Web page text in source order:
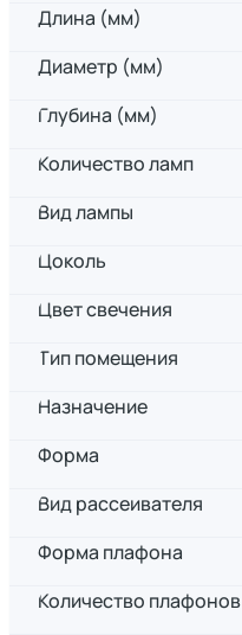
Длина (мм)
Диаметр (мм)
Глубина (мм)
Количество ламп
Вид лампы
Цоколь
Цвет свечения
Тип помещения
Назначение
Форма
Вид рассеивателя
Форма плафона
Количество плафонов